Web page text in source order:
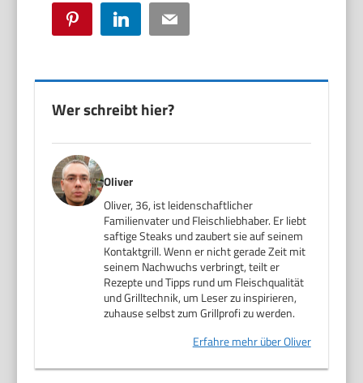
Pinterest LinkedIn Email
Wer schreibt hier?
Oliver
Oliver, 36, ist leidenschaftlicher
Familienvater und Fleischliebhaber. Er liebt
saftige Steaks und zaubert sie auf seinem
Kontaktgrill. Wenn er nicht gerade Zeit mit
seinem Nachwuchs verbringt, teilt er
Rezepte und Tipps rund um Fleischqualität
und Grilltechnik, um Leser zu inspirieren,
zuhause selbst zum Grillprofi zu werden.
Erfahre mehr über Oliver